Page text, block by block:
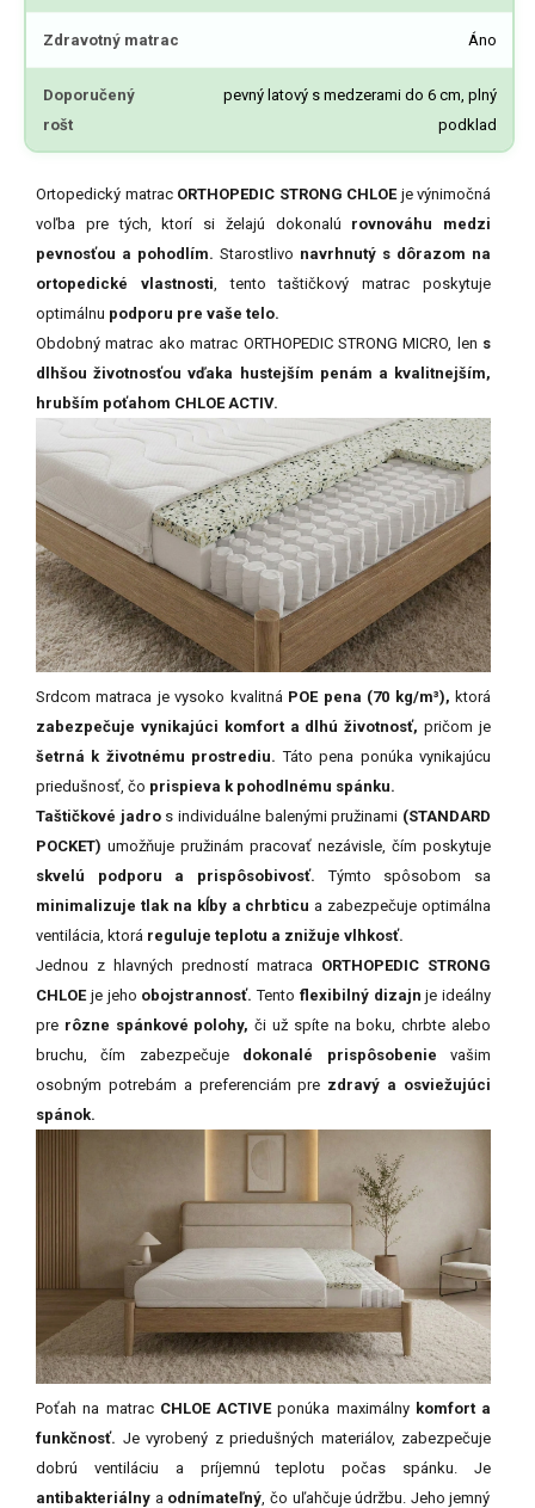
Zdravotný matrac Áno
Doporučený
rošt
pevný latový s medzerami do 6 cm, plný
podklad
Ortopedický matrac ORTHOPEDIC STRONG CHLOEje výnimočná
voľba pre tých, ktorí si želajú dokonalú rovnováhu medzi
pevnosťou a pohodlím. Starostlivo navrhnutý s dôrazom na
ortopedické vlastnosti, tento taštičkový matrac poskytuje
optimálnu podporu pre vaše telo.
Obdobný matrac ako matrac ORTHOPEDIC STRONG MICRO, len s
dlhšou životnosťou vďaka hustejším penám a kvalitnejším,
hrubším poťahom CHLOE ACTIV.
Srdcom matraca je vysoko kvalitná POE pena (70 kg/m³), ktorá
zabezpečuje vynikajúci komfort a dlhú životnosť, pričom je
šetrná k životnému prostrediu. Táto pena ponúka vynikajúcu
priedušnosť, čo prispieva k pohodlnému spánku.
Taštičkové jadros individuálne balenými pružinami (STANDARD
POCKET) umožňuje pružinám pracovať nezávisle, čím poskytuje
skvelú podporu a prispôsobivosť. Týmto spôsobom sa
minimalizuje tlak na kĺby a chrbticu a zabezpečuje optimálna
ventilácia, ktorá reguluje teplotu a znižuje vlhkosť.
Jednou z hlavných predností matraca ORTHOPEDIC STRONG
CHLOEje jeho obojstrannosť. Tento flexibilný dizajn je ideálny
pre rôzne spánkové polohy, či už spíte na boku, chrbte alebo
bruchu, čím zabezpečuje dokonalé prispôsobenie vašim
osobným potrebám a preferenciám pre zdravý a osviežujúci
spánok.
Poťah na matrac CHLOE ACTIVEponúka maximálnykomfort a
funkčnosť. Je vyrobený z priedušných materiálov, zabezpečuje
dobrú ventiláciu a príjemnú teplotu počas spánku. Je
antibakteriálny a odnímateľný , čo uľahčuje údržbu. Jeho jemný